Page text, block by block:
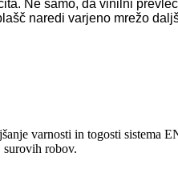
Ne samo, da vinilni
naredi varjeno mrežo
varnosti in togosti sistema
surovih robov.